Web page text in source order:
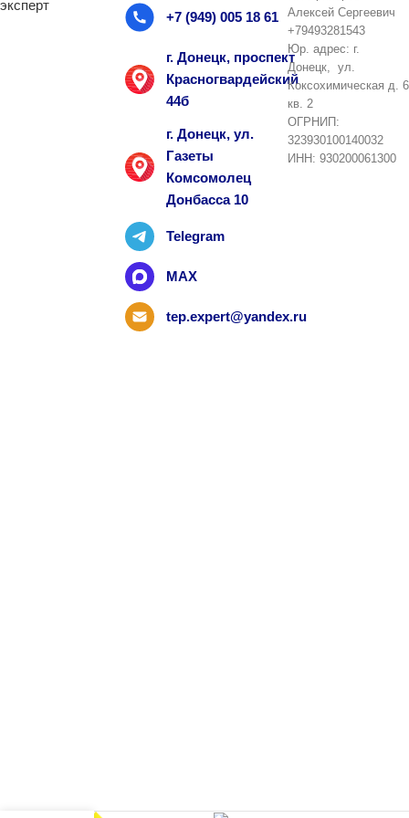
+7 (949) 005 18 61
г. Донецк, проспект
Красногвардейский
44б
г. Донецк, ул.
Газеты
Комсомолец
Донбасса 10
Telegram
MAX
tep.expert@yandex.ru
Алексей Сергеевич
+79493281543
Юр. адрес: г.
Донецк, ул.
Коксохимическая д. 6
кв. 2
ОГРНИП:
323930100140032
ИНН: 930200061300